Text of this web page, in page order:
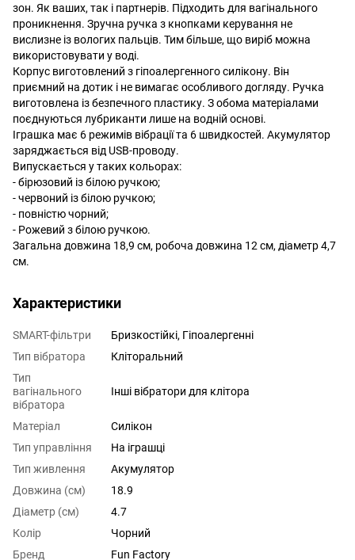
зон. Як ваших, так і партнерів. Підходить для вагінального
проникнення. Зручна ручка з кнопками керування не
вислизне із вологих пальців. Тим більше, що виріб можна
використовувати у воді.
Корпус виготовлений з гіпоалергенного силікону. Він
приємний на дотик і не вимагає особливого догляду. Ручка
виготовлена із безпечного пластику. З обома матеріалами
поєднуються лубриканти лише на водній основі.
Іграшка має 6 режимів вібрації та 6 швидкостей. Акумулятор
заряджається від USB-проводу.
Випускається у таких кольорах:
- бірюзовий із білою ручкою;
- червоний із білою ручкою;
- повністю чорний;
- Рожевий з білою ручкою.
Загальна довжина 18,9 см, робоча довжина 12 см, діаметр 4,7
см.
Характеристики
SMART-фільтри
Бризкостійкі, Гіпоалергенні
Тип вібратора
Кліторальний
Тип
вагінального
вібратора
Інші вібратори для клітора
Матеріал
Силікон
Тип управління
На іграшці
Тип живлення
Акумулятор
Довжина (см)
18.9
Діаметр (см)
4.7
Колір
Чорний
Бренд
Fun Factory